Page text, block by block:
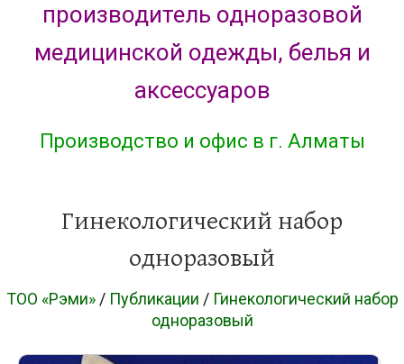
производитель одноразовой
медицинской одежды, белья и
аксессуаров
Производство и офис в г. Алматы
Гинекологический набор
одноразовый
ТОО «Рэми» / Публикации / Гинекологический набор
одноразовый